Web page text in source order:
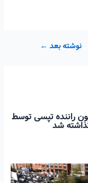
نوشته بعد ←
میلیون مسافر و 6 میلیون راننده تپسی توسط
شد